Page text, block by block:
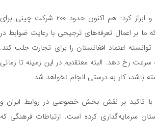
نبی‌زاده به حضور شرکت‌های چینی و پاکستانی در افغانستان اشاره و ابراز کرد: هم اکنون حدود 200 شرکت چینی برای
ما بر اعمال تعرفه‌های ترجیحی با رعایت ضوابط در
اعتماد افغانستان را برای تجارت جلب کند.
رخ دهد. البته معتقدیم در این زمینه تا زمانی
کار به درستی انجام نخواهد شد.
با تاکید بر نقش بخش خصوصی در روابط ایران و
سال است که در افغانستان سرمایه‌گذاری کرده است. ارتباطات فرهنگی که